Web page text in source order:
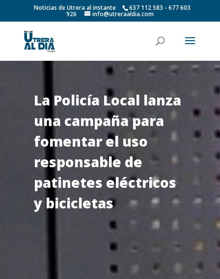
Noticias de Utrera al instante 637 112 583 - 677 603
926 info@utreraaldia.com
La Policía Local lanza
una campaña para
fomentar el uso
responsable de
patinetes eléctricos
y bicicletas